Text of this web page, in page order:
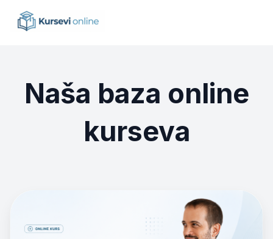
Naša baza online
kurseva